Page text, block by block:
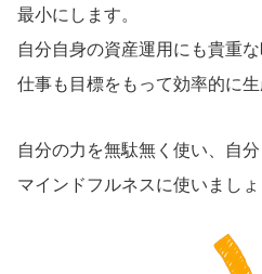
最小にします。
自分自身の資産運用にも貴重な
仕事も目標をもって効率的に生
自分の力を無駄無く使い、自
マインドフルネスに使いましょ